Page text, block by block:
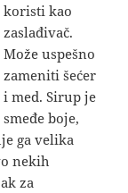
koristi kao
zaslađivač.
Može uspešno
zameniti šećer
i med. Sirup je
smeđe boje,
ga velika
nekih
za